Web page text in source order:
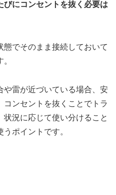
にコンセントを抜く必要は
でそのまま接続しておいて
や雷が近づいている場合、安
ンセントを抜くことでトラ
況に応じて使い分けること
ポイントです。